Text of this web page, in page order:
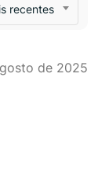
recentes
de 2025